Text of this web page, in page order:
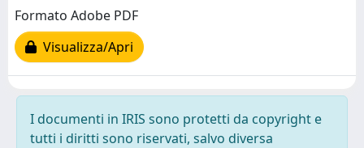
Formato Adobe PDF
Visualizza/Apri
I documenti in IRIS sono protetti da copyright e
tutti i diritti sono riservati, salvo diversa